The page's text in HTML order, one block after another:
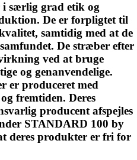
i særlig grad etik og
De er forpligtet til
samtidig med at de
De stræber efter
ved at bruge
og genanvendelige.
er produceret med
fremtiden. Deres
producent afspejles
STANDARD 100 by
deres produkter er fri for